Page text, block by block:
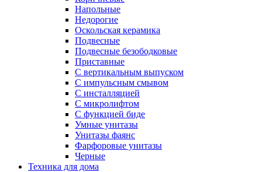
Напольные
Недорогие
Оскольская керамика
Подвесные
Подвесные безободковые
Приставные
С вертикальным выпуском
С импульсным смывом
С инсталляцией
С микролифтом
С функцией биде
Умные унитазы
Унитазы фаянс
Фарфоровые унитазы
Черные
Техника для дома